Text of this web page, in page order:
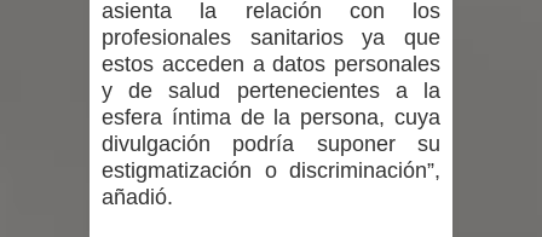
asienta la relación con los
profesionales sanitarios ya que
estos acceden a datos personales
y de salud pertenecientes a la
esfera íntima de la persona, cuya
divulgación podría suponer su
estigmatización o discriminación”,
añadió.